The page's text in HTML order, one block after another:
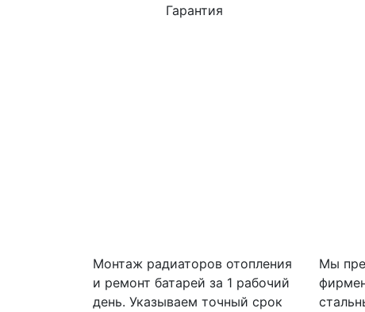
Гарантия
Монтаж радиаторов отопления
и ремонт батарей за 1 рабочий
день. Указываем точный срок
Мы